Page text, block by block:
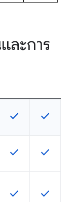
ละการ
SKU
ใช้ได้กับ SKU
ฟีเจอร์นี้ใช้ได้กับ
check ฟีเจอร์นี้
check
SKU
ใช้ได้กับ SKU
ฟีเจอร์นี้ใช้ได้กับ
check ฟีเจอร์นี้
check
SKU
ใช้ได้กับ SKU
ฟีเจอร์นี้ใช้ได้กับ
check ฟีเจอร์นี้
check